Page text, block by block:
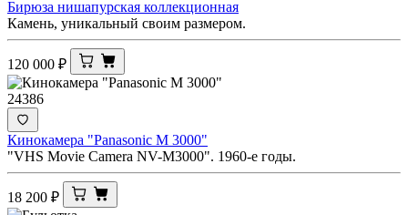
Бирюза нишапурская коллекционная
Камень, уникальный своим размером.
120 000 ₽
24386
Кинокамера "Panasonic M 3000"
"VHS Movie Camera NV-M3000". 1960-е годы.
18 200 ₽